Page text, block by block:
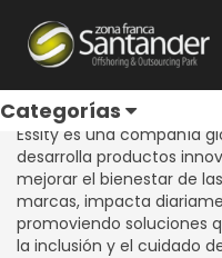
Categorías
Essity
REF: ESSITY
Essity es una compañía
desarrolla productos
mejorar el bienestar de
marcas, impacta
promoviendo soluciones
la inclusión y el cuidado